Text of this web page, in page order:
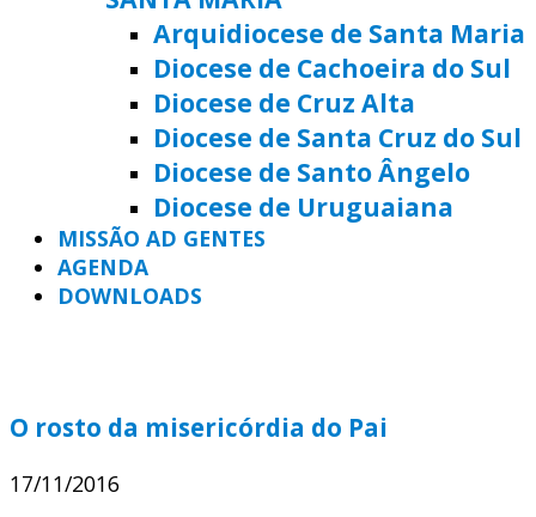
Arquidiocese de Santa Maria
Diocese de Cachoeira do Sul
Diocese de Cruz Alta
Diocese de Santa Cruz do Sul
Diocese de Santo Ângelo
Diocese de Uruguaiana
MISSÃO AD GENTES
AGENDA
DOWNLOADS
O rosto da misericórdia do Pai
17/11/2016